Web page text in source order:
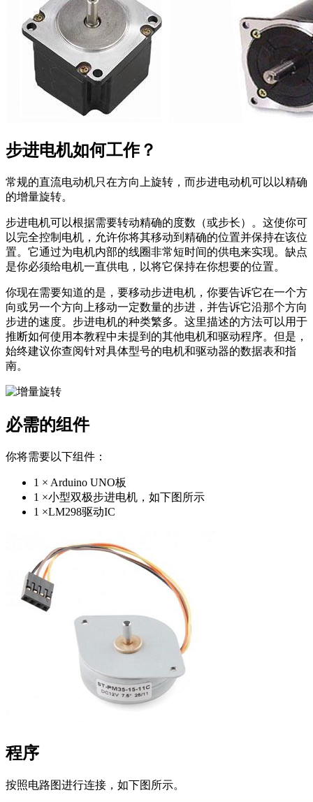
步进电机如何工作？
常规的直流电动机只在方向上旋转，而步进电动机可以以精确
的增量旋转。
步进电机可以根据需要转动精确的度数（或步长）。这使你可
以完全控制电机，允许你将其移动到精确的位置并保持在该位
置。它通过为电机内部的线圈非常短时间的供电来实现。缺点
是你必须给电机一直供电，以将它保持在你想要的位置。
你现在需要知道的是，要移动步进电机，你要告诉它在一个方
向或另一个方向上移动一定数量的步进，并告诉它沿那个方向
步进的速度。步进电机的种类繁多。这里描述的方法可以用于
推断如何使用本教程中未提到的其他电机和驱动程序。但是，
始终建议你查阅针对具体型号的电机和驱动器的数据表和指
南。
必需的组件
你将需要以下组件：
1 × Arduino UNO板
1 ×小型双极步进电机，如下图所示
1 ×LM298驱动IC
程序
按照电路图进行连接，如下图所示。